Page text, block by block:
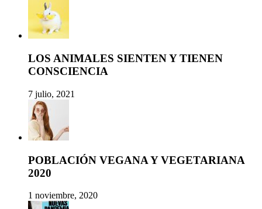
LOS ANIMALES SIENTEN Y TIENEN
CONSCIENCIA
7 julio, 2021
POBLACIÓN VEGANA Y VEGETARIANA
2020
1 noviembre, 2020